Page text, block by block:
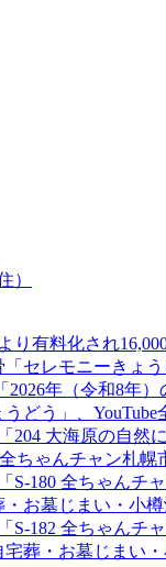
）
り有料化され
セレモニーきょ
2026年（令和8年
どう」、YouTube
204 大海原の自
ちゃんチャン札
S-180 全ちゃん
お墓じまい・小
S-182 全ちゃん
宅葬・お墓じまい